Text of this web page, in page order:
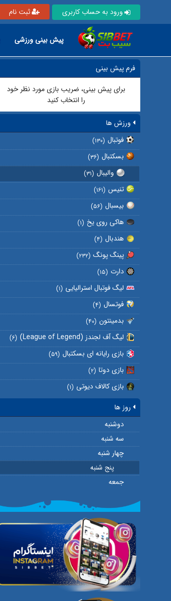
ورود به حساب کاربری ثبت نام
پیش بینی ورزشی
فرم پیش بینی
برای پیش بینی، ضریب بازی مورد نظر خود
را انتخاب کنید
ورزش ها
فوتبال (۱۳۰)
بسکتبال (۳۶)
والیبال (۳۱)
تنیس (۱۶۱)
بیسبال (۵۶)
هاکی روی یخ (۱)
هندبال (۴)
پینگ پونگ (۲۳۲)
دارت (۱۵)
لیگ فوتبال استرالیایی (۱)
فوتسال (۴)
بدمینتون (۴۰)
لیگ آف لجندز (League of Legend) (۶)
بازی رایانه ای بسکتبال (۵۹)
بازی دوتا (۲)
بازی کالاف دیوتی (۱)
روز ها
دوشنبه
سه شنبه
چهار شنبه
پنج شنبه
جمعه